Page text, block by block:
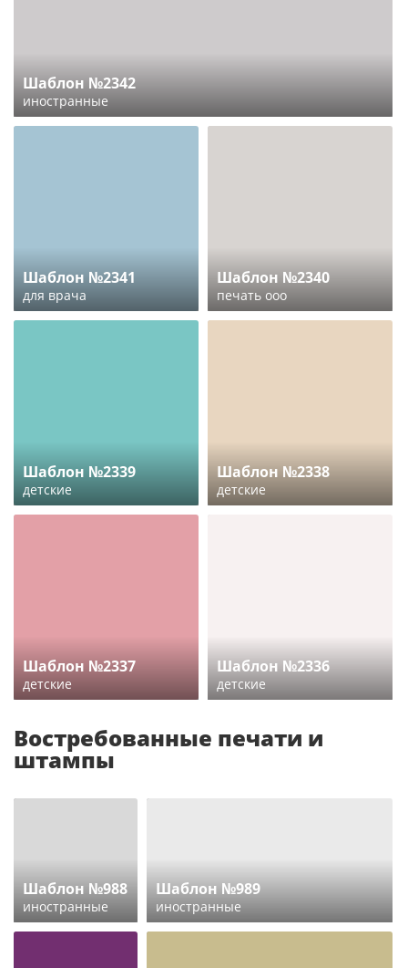
Шаблон №2342
иностранные
Шаблон №2341
для врача
Шаблон №2340
печать ооо
Шаблон №2339
детские
Шаблон №2338
детские
Шаблон №2337
детские
Шаблон №2336
детские
Востребованные печати и
штампы
Шаблон №988
иностранные
Шаблон №989
иностранные